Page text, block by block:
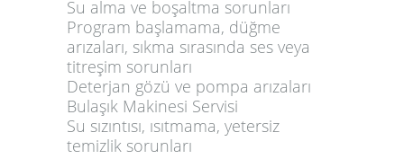
Su alma ve boşaltma sorunları
Program başlamama, düğme
arızaları, sıkma sırasında ses veya
titreşim sorunları
Deterjan gözü ve pompa arızaları
Bulaşık Makinesi Servisi
Su sızıntısı, ısıtmama, yetersiz
temizlik sorunları